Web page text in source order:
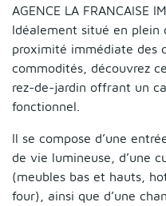
AGENCE LA FRANCAISE
Idéalement situé en plein
proximité immédiate des
commodités, découvrez
rez-de-jardin offrant un
fonctionnel.
Il se compose d’une
de vie lumineuse, d’une
(meubles bas et hauts,
four), ainsi que d’une